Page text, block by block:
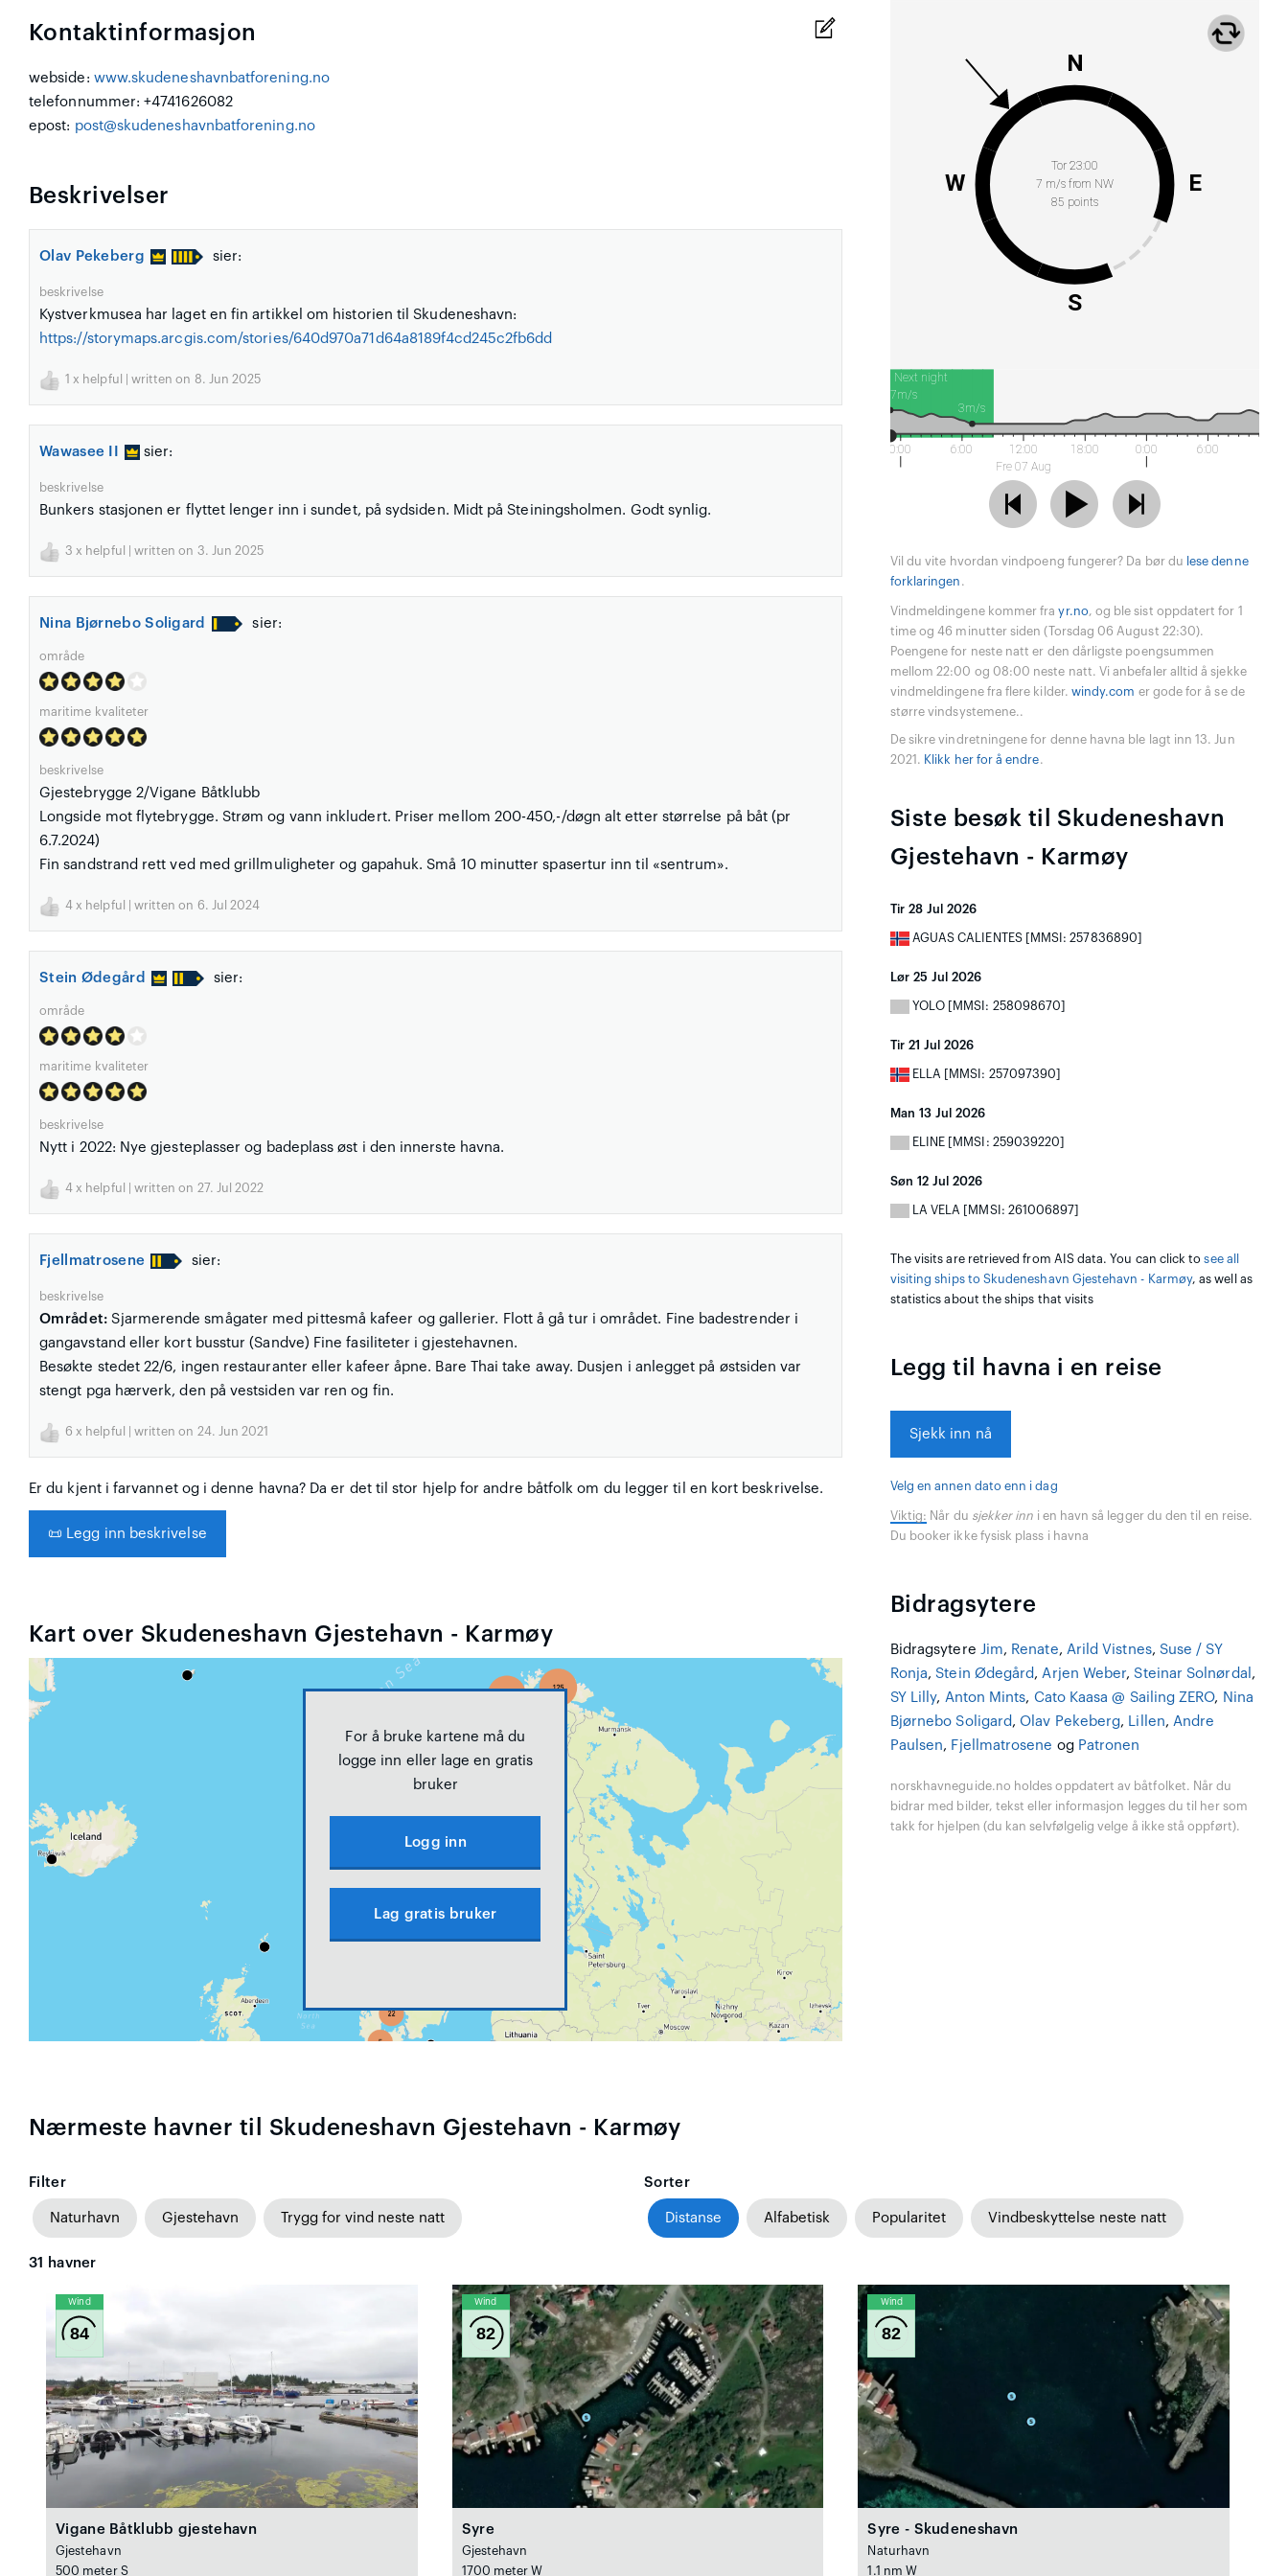
Kontaktinformasjon
webside: www.skudeneshavnbatforening.no
telefonnummer: +4741626082
epost: post@skudeneshavnbatforening.no
Beskrivelser
Olav Pekeberg sier:
beskrivelse
Kystverkmusea har laget en fin artikkel om historien til Skudeneshavn:
https://storymaps.arcgis.com/stories/640d970a71d64a8189f4cd245c2fb6dd
1 x helpful | written on 8. Jun 2025
Wawasee II sier:
beskrivelse
Bunkers stasjonen er flyttet lenger inn i sundet, på sydsiden. Midt på Steiningsholmen. Godt synlig.
3 x helpful | written on 3. Jun 2025
Nina Bjørnebo Soligard sier:
område
maritime kvaliteter
beskrivelse
Gjestebrygge 2/Vigane Båtklubb
Longside mot flytebrygge. Strøm og vann inkludert. Priser mellom 200-450,-/døgn alt etter størrelse på båt (pr
6.7.2024)
Fin sandstrand rett ved med grillmuligheter og gapahuk. Små 10 minutter spasertur inn til «sentrum».
4 x helpful | written on 6. Jul 2024
Stein Ødegård sier:
område
maritime kvaliteter
beskrivelse
Nytt i 2022: Nye gjesteplasser og badeplass øst i den innerste havna.
4 x helpful | written on 27. Jul 2022
Fjellmatrosene sier:
beskrivelse
Området: Sjarmerende smågater med pittesmå kafeer og gallerier. Flott å gå tur i området. Fine badestrender i
gangavstand eller kort busstur (Sandve) Fine fasiliteter i gjestehavnen.
Besøkte stedet 22/6, ingen restauranter eller kafeer åpne. Bare Thai take away. Dusjen i anlegget på østsiden var
stengt pga hærverk, den på vestsiden var ren og fin.
6 x helpful | written on 24. Jun 2021
Er du kjent i farvannet og i denne havna? Da er det til stor hjelp for andre båtfolk om du legger til en kort beskrivelse.
📜 Legg inn beskrivelse
Kart over Skudeneshavn Gjestehavn - Karmøy
For å bruke kartene må du
logge inn eller lage en gratis
bruker
Logg inn
Lag gratis bruker
Tor 23:00
7 m/s from NW
85 points
N
E
S
W
Next night
0:00 6:00
12:00
Fre 07 Aug
18:00 0:00 6:00
7m/s
3m/s
Vil du vite hvordan vindpoeng fungerer? Da bør du lese denne
forklaringen .
Vindmeldingene kommer frayr.no, og ble sist oppdatert for 1
time og 46 minutter siden (Torsdag 06 August 22:30).
Poengene for neste natt er den dårligste poengsummen
mellom 22:00 og 08:00 neste natt. Vi anbefaler alltid å sjekke
vindmeldingene fra flere kilder. windy.com er gode for å se de
større vindsystemene..
De sikre vindretningene for denne havna ble lagt inn 13. Jun
2021. Klikk her for å endre.
Siste besøk til Skudeneshavn
Gjestehavn - Karmøy
Tir 28 Jul 2026
AGUAS CALIENTES [MMSI: 257836890]
Lør 25 Jul 2026
YOLO [MMSI: 258098670]
Tir 21 Jul 2026
ELLA [MMSI: 257097390]
Man 13 Jul 2026
ELINE [MMSI: 259039220]
Søn 12 Jul 2026
LA VELA [MMSI: 261006897]
The visits are retrieved from AIS data. You can click tosee all
visiting ships to Skudeneshavn Gjestehavn - Karmøy, as well as
statistics about the ships that visits
Legg til havna i en reise
Sjekk inn nå
Velg en annen dato enn i dag
Viktig: Når du sjekker inn i en havn så legger du den til en reise.
Du booker ikke fysisk plass i havna
Bidragsytere
Bidragsytere Jim, Renate, Arild Vistnes, Suse / SY
Ronja, Stein Ødegård , Arjen Weber, Steinar Solnørdal ,
SY Lilly, Anton Mints, Cato Kaasa @ Sailing ZERO, Nina
Bjørnebo Soligard ,Olav Pekeberg, Lillen, Andre
Paulsen, Fjellmatrosene og Patronen
norskhavneguide.no holdes oppdatert av båtfolket. Når du
bidrar med bilder, tekst eller informasjon legges du til her som
takk for hjelpen (du kan selvfølgelig velge å ikke stå oppført).
Nærmeste havner til Skudeneshavn Gjestehavn - Karmøy
Filter
Naturhavn Gjestehavn Trygg for vind neste natt
Sorter
Distanse Alfabetisk Popularitet Vindbeskyttelse neste natt
31 havner
Wind
84
Vigane Båtklubb gjestehavn
Gjestehavn
500 meter S
Wind
82
Syre
Gjestehavn
1700 meter W
Wind
82
Syre - Skudeneshavn
Naturhavn
1.1 nm W